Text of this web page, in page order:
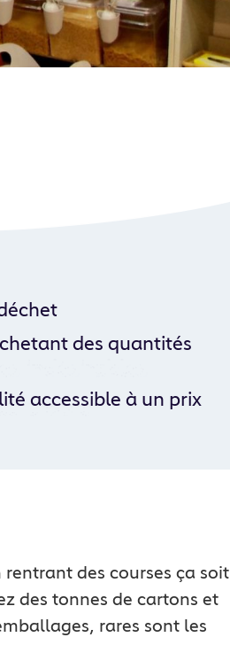
des quantités
accessible à un prix
des courses ça soit
des tonnes de cartons et
rares sont les